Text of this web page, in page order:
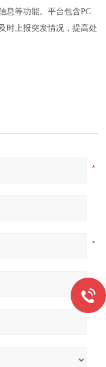
息等功能。平台包含PC
时上报突发情况，提高处